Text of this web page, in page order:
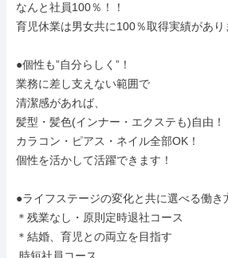
なんと社員100％！！
育児休業は男女共に100％取得実績があり
●個性も”自分らしく”！
業務に差し支えない範囲で
清潔感があれば、
髪型・髪色(インナー・エクステも)自由！
カラコン・ピアス・ネイル全部OK！
個性を活かして活躍できます！
●ライフステージの変化と共に選べる働き
＊残業なし・原則定時退社コース
＊結婚、育児との両立を目指す